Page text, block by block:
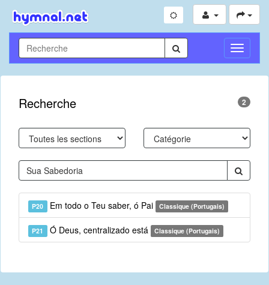
Toggle
Recherche 2
P20 Em todo o Teu saber, ó Pai Classique (Portugais)
P21 Ó Deus, centralizado está Classique (Portugais)